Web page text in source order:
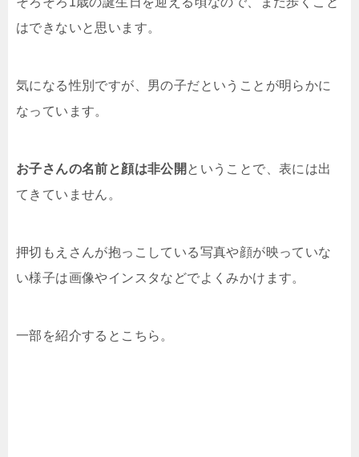
はできないと思います。
気になる性別ですが、男の子だということが明らかに
なっています。
お子さんの名前と顔は非公開 ということで、表には出
てきていません。
押切もえさんが抱っこしている写真や顔が映っていな
い様子は画像やインスタなどでよくみかけます。
一部を紹介するとこちら。